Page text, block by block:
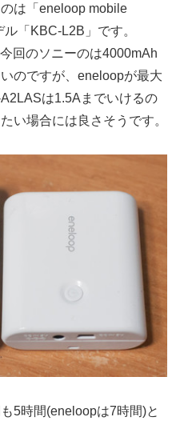
は「eneloop mobile
「KBC-L2B」です。
回のソニーのは4000mAh
のですが、eneloopが最大
は1.5Aまでいけるの
い場合には良さそうです。
5時間(eneloopは7時間)と